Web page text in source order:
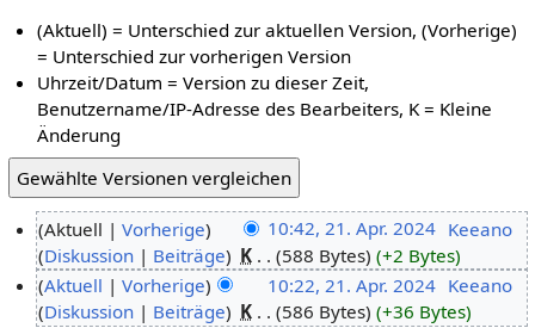
(Aktuell) = Unterschied zur aktuellen Version, (Vorherige)
= Unterschied zur vorherigen Version
Uhrzeit/Datum = Version zu dieser Zeit,
Benutzername/IP-Adresse des Bearbeiters, K = Kleine
Änderung
Aktuell Vorherige 10:42, 21. Apr. 2024‎ Keeano
Diskussion
Beiträge K 588 Bytes
+2 Bytes
Aktuell
Vorherige 10:22, 21. Apr. 2024‎ Keeano
Diskussion
Beiträge K 586 Bytes
+36 Bytes